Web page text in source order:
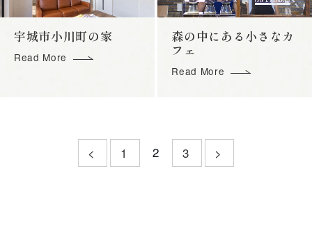
宇城市小川町の家
Read More
森の中にある小さなカ
フェ
Read More
< 1 2 3 >